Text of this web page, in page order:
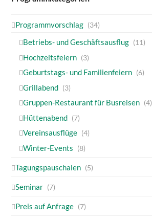
Programmvorschlag (34)
Betriebs- und Geschäftsausflug (11)
Hochzeitsfeiern (3)
Geburtstags- und Familienfeiern (6)
Grillabend (3)
Gruppen-Restaurant für Busreisen (4)
Hüttenabend (7)
Vereinsausflüge (4)
Winter-Events (8)
Tagungspauschalen (5)
Seminar (7)
Preis auf Anfrage (7)